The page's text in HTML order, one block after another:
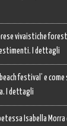
vivaistiche
I dettagli
festival’ e
I dettagli
Isabella